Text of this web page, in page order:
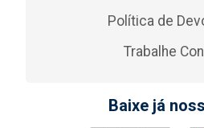
Política de
Trabalhe
Baixe já